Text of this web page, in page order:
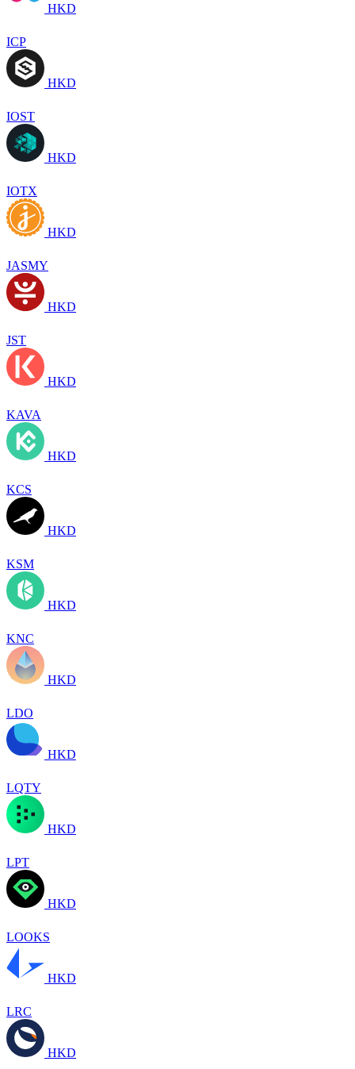
HKD
ICP
HKD
IOST
HKD
IOTX
HKD
JASMY
HKD
JST
HKD
KAVA
HKD
KCS
HKD
KSM
HKD
KNC
HKD
LDO
HKD
LQTY
HKD
LPT
HKD
LOOKS
HKD
LRC
HKD